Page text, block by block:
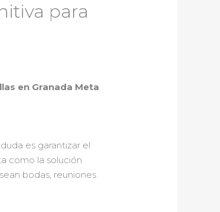
para
en Granada Meta.
es garantizar el
como la solución
bodas, reuniones